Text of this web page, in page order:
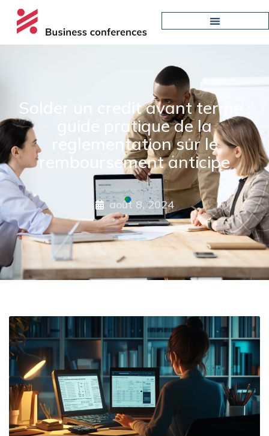
Solder un credit avant terme :
guide pratique de la
reglementation sur le
remboursement anticipe
août 8, 2024